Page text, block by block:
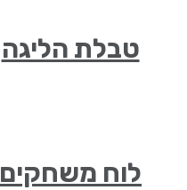
טבלת הליגה
לוח משחקים